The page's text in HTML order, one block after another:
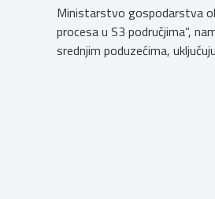
Ministarstvo gospodarstva
procesa u S3 područjima“,
srednjim poduzećima,